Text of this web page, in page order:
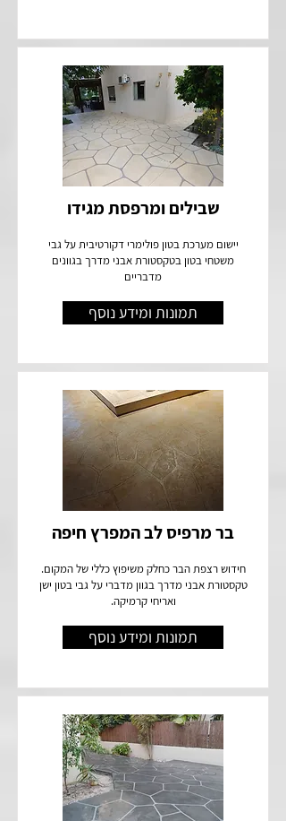
שבילים ומרפסת מגידו
יישום מערכת בטון פולימרי דקורטיבית על גבי
משטחי בטון בטקסטורת אבני מדרך בגוונים
מדבריים
תמונות ומידע נוסף
בר מרפיס לב המפרץ חיפה
חידוש רצפת הבר כחלק משיפוץ כללי של המקום.
טקסטורת אבני מדרך בגוון מדברי על גבי בטון ישן
ואריחי קרמיקה.
תמונות ומידע נוסף